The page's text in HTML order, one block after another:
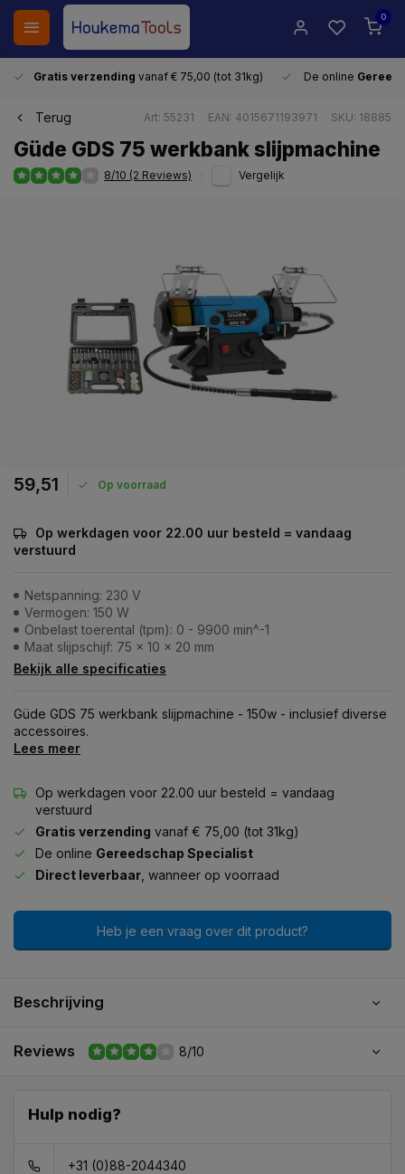
0
Gratis verzending vanaf € 75,00 (tot 31kg) De online
Terug Art: 55231 EAN: 4015671193971 SKU: 18885
Güde GDS 75 werkbank slijpmachine
8/10 (2 Reviews) Vergelijk
59,51 Op voorraad
Op werkdagen voor 22.00 uur besteld = vandaag
verstuurd
Netspanning: 230 V
Vermogen: 150 W
Onbelast toerental (tpm): 0 - 9900 min^-1
Maat slijpschijf: 75 x 10 x 20 mm
Bekijk alle specificaties
Güde GDS 75 werkbank slijpmachine - 150w - inclusief diverse
accessoires.
Lees meer
Op werkdagen voor 22.00 uur besteld = vandaag
verstuurd
Gratis verzending vanaf € 75,00 (tot 31kg)
De online Gereedschap Specialist
Direct leverbaar , wanneer op voorraad
Heb je een vraag over dit product?
Beschrijving
Reviews 8/10
Hulp nodig?
+31 (0)88-2044340